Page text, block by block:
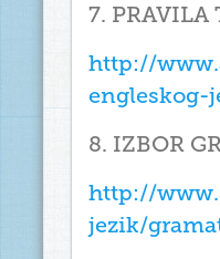
7. PRAVILA
http://
engleskog-
8. IZBOR
http://
jezik/